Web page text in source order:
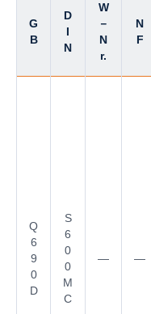
G
B
D
I
N
W
－
N
r.
N
F
Q
6
9
0
D
S
6
0
0
M
C
— —